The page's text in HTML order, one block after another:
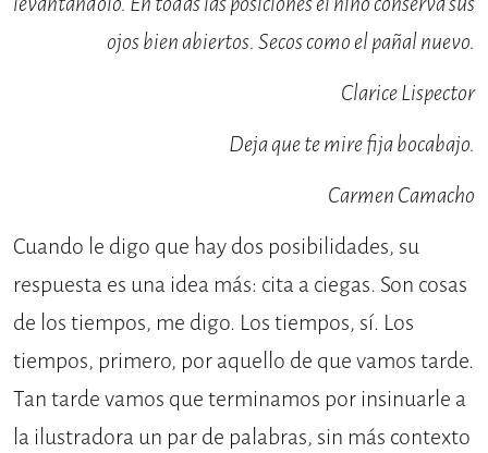
ojos bien abiertos. Secos como el pañal nuevo.
Clarice Lispector
Deja que te mire fija bocabajo.
Carmen Camacho
Cuando le digo que hay dos posibilidades, su
respuesta es una idea más: cita a ciegas. Son cosas
de los tiempos, me digo. Los tiempos, sí. Los
tiempos, primero, por aquello de que vamos tarde.
Tan tarde vamos que terminamos por insinuarle a
la ilustradora un par de palabras, sin más contexto